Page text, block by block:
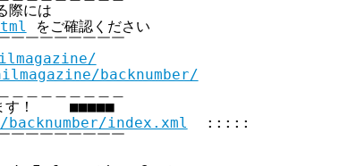
際には
をご確認ください
￣￣￣￣￣￣￣￣
backnumber/
す！    ■■■■■
index.xml
  :::::
￣￣￣￣￣￣￣￣